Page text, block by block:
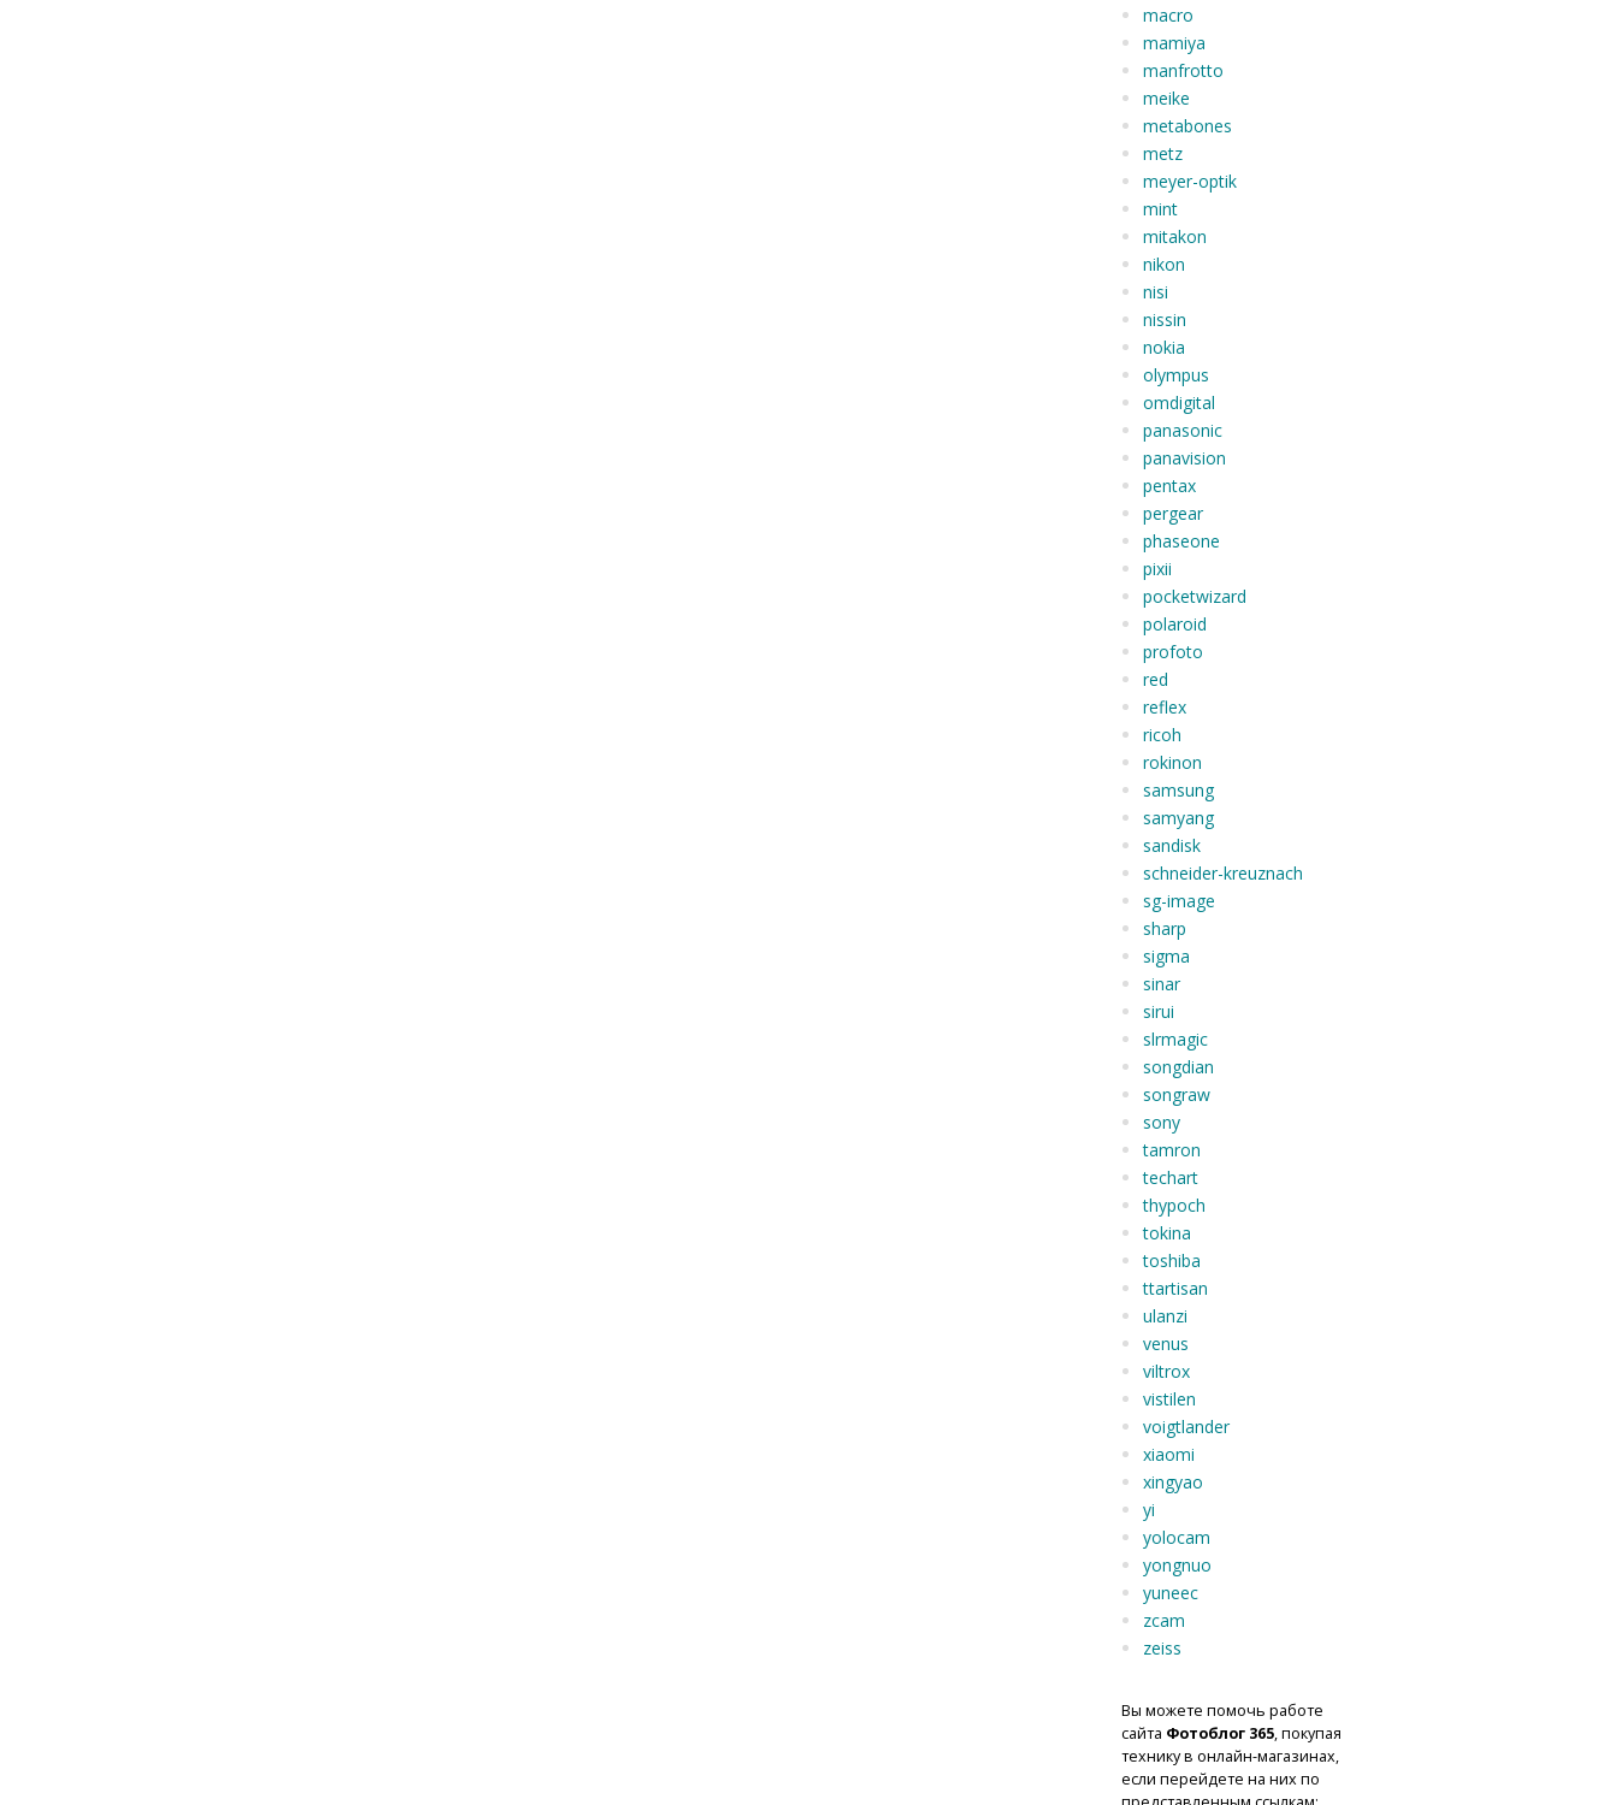
macro
mamiya
manfrotto
meike
metabones
metz
meyer-optik
mint
mitakon
nikon
nisi
nissin
nokia
olympus
omdigital
panasonic
panavision
pentax
pergear
phaseone
pixii
pocketwizard
polaroid
profoto
red
reflex
ricoh
rokinon
samsung
samyang
sandisk
schneider-kreuznach
sg-image
sharp
sigma
sinar
sirui
slrmagic
songdian
songraw
sony
tamron
techart
thypoch
tokina
toshiba
ttartisan
ulanzi
venus
viltrox
vistilen
voigtlander
xiaomi
xingyao
yi
yolocam
yongnuo
yuneec
zcam
zeiss
Вы можете помочь работе
сайта Фотоблог 365, покупая
технику в онлайн-магазинах,
если перейдете на них по